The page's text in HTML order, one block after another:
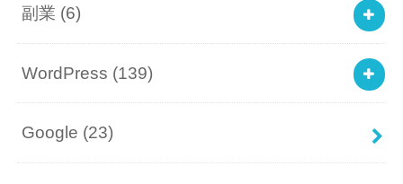
副業 (6)
WordPress (139)
Google (23)